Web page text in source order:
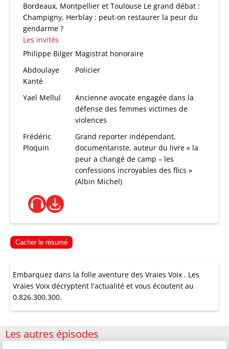
Bordeaux, Montpellier et Toulouse Le grand débat :
Champigny, Herblay : peut-on restaurer la peur du
gendarme ?
Les invités
Philippe Bilger Magistrat honoraire
Abdoulaye
Kanté
Policier
Yael Mellul
Ancienne avocate engagée dans la
défense des femmes victimes de
violences
Frédéric
Ploquin
Grand reporter indépendant,
documentariste, auteur du livre « la
peur a changé de camp – les
confessions incroyables des flics »
(Albin Michel)
Cacher le résumé
Embarquez dans la folle aventure des Vraies Voix . Les
Vraies Voix décryptent l'actualité et vous écoutent au
0.826.300.300.
Les autres épisodes